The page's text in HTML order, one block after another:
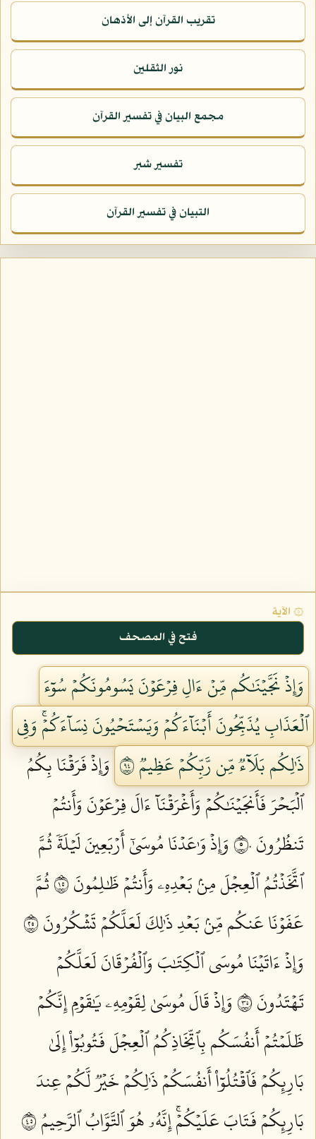
تقريب القرآن إلى الأذهان
نور الثقلين
مجمع البيان في تفسير القرآن
تفسير شبر
التبيان في تفسير القرآن
۞ الآية
فتح في المصحف
وَإِذۡ نَجَّيۡنَٰكُم مِّنۡ ءَالِ فِرۡعَوۡنَ يَسُومُونَكُمۡ سُوٓءَ
ٱلۡعَذَابِ يُذَبِّحُونَ أَبۡنَآءَكُمۡ وَيَسۡتَحۡيُونَ نِسَآءَكُمۡۚ وَفِي
ذَٰلِكُم بَلَآءٞ مِّن رَّبِّكُمۡ عَظِيمٞ ٤٩
وَإِذۡ فَرَقۡنَا بِكُمُ
ٱلۡبَحۡرَ فَأَنجَيۡنَٰكُمۡ وَأَغۡرَقۡنَآ ءَالَ فِرۡعَوۡنَ وَأَنتُمۡ
تَنظُرُونَ ٥٠
وَإِذۡ وَٰعَدۡنَا مُوسَىٰٓ أَرۡبَعِينَ لَيۡلَةٗ ثُمَّ
ٱتَّخَذۡتُمُ ٱلۡعِجۡلَ مِنۢ بَعۡدِهِۦ وَأَنتُمۡ ظَٰلِمُونَ ٥١
ثُمَّ
عَفَوۡنَا عَنكُم مِّنۢ بَعۡدِ ذَٰلِكَ لَعَلَّكُمۡ تَشۡكُرُونَ ٥٢
وَإِذۡ ءَاتَيۡنَا مُوسَى ٱلۡكِتَٰبَ وَٱلۡفُرۡقَانَ لَعَلَّكُمۡ
تَهۡتَدُونَ ٥٣
وَإِذۡ قَالَ مُوسَىٰ لِقَوۡمِهِۦ يَٰقَوۡمِ إِنَّكُمۡ
ظَلَمۡتُمۡ أَنفُسَكُم بِٱتِّخَاذِكُمُ ٱلۡعِجۡلَ فَتُوبُوٓاْ إِلَىٰ
بَارِئِكُمۡ فَٱقۡتُلُوٓاْ أَنفُسَكُمۡ ذَٰلِكُمۡ خَيۡرٞ لَّكُمۡ عِندَ
بَارِئِكُمۡ فَتَابَ عَلَيۡكُمۡۚ إِنَّهُۥ هُوَ ٱلتَّوَّابُ ٱلرَّحِيمُ ٥٤